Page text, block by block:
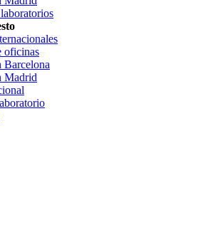
oficinas
Barcelona
Madrid